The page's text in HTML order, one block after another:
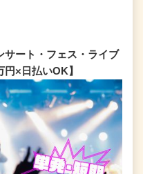
ート・フェス・ライブ
×日払いOK】